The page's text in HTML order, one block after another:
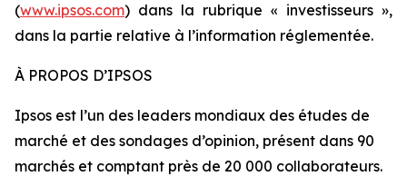
(www.ipsos.com) dans la rubrique « investisseurs »,
dans la partie relative à l’information réglementée.
À PROPOS D’IPSOS
Ipsos est l’un des leaders mondiaux des études de
marché et des sondages d’opinion, présent dans 90
marchés et comptant près de 20 000 collaborateurs.